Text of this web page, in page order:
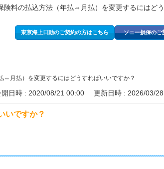
険料の払込方法（年払⇔月払）を変更するにはど
東京海上日動のご契約の方はこちら ソニー損保のご
⇔月払）を変更するにはどうすればいいですか？
開日時 : 2020/08/21 00:00 更新日時 : 2026/03/
いですか？